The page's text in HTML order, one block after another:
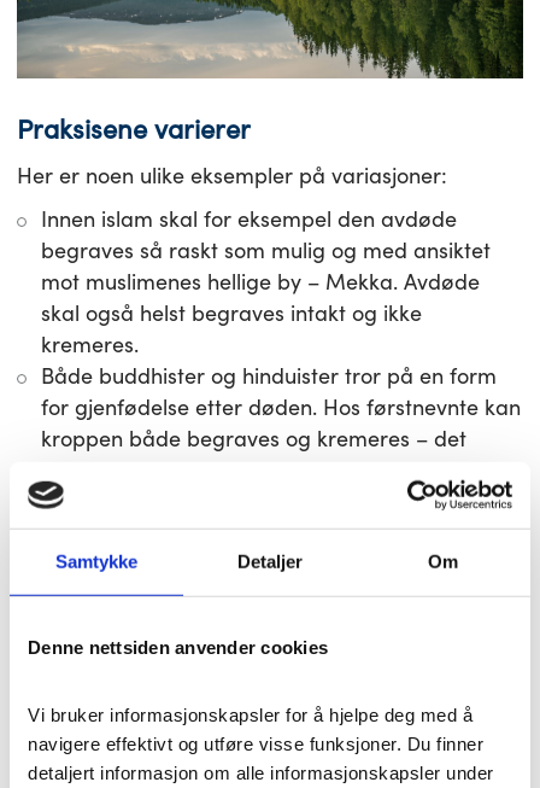
Samtykke Detaljer Om
Denne nettsiden anvender cookies
Vi bruker informasjonskapsler for å hjelpe deg med å
navigere effektivt og utføre visse funksjoner. Du finner
detaljert informasjon om alle informasjonskapsler under
Praksisene varierer
Her er noen ulike eksempler på variasjoner:
Innen islam skal for eksempel den avdøde
begraves så raskt som mulig og med ansiktet
mot muslimenes hellige by – Mekka. Avdøde
skal også helst begraves intakt og ikke
kremeres.
Både buddhister og hinduister tror på en form
for gjenfødelse etter døden. Hos førstnevnte kan
kroppen både begraves og kremeres – det
dem er det høyeste målet å slutte sirkelen av
fødsel, død og gjenfødelse ved å oppnå varig
fred gjennom Nirvana. Hinduene tror på
sjelevandring etter døden og kremasjon brukes
skal også helst skje så raskt som mulig.
avdøde, gjerne i kombinasjon med bønn og
opplesing av ulike religiøse tekster. I en jødisk